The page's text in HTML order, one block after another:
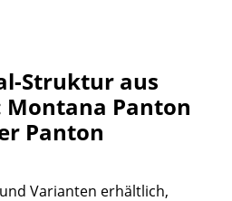
Struktur aus
Panton
Panton
Varianten erhältlich,